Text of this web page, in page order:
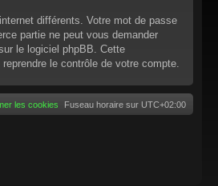
différents. Votre mot de passe
partie ne peut vous demander
le logiciel phpBB. Cette
le contrôle de votre compte.
Fuseau horaire sur UTC+02:00
les cookies